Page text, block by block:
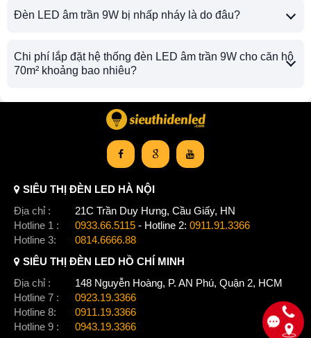
Đèn LED âm trần 9W bị nhấp nháy là do đâu?
Chi phí lắp đặt hệ thống đèn LED âm trần 9W cho căn hộ
70m² khoảng bao nhiêu?
SIÊU THỊ ĐÈN LED HÀ NỘI
Địa chỉ :
21C Trần Duy Hưng, Cầu Giấy, HN
Hotline 1 :
0933.66.5115 - Hotline 2: 0911.91.3366
Hotline 3:
0814.6666.88
SIÊU THỊ ĐÈN LED HỒ CHÍ MINH
Địa chỉ :
148 Nguyễn Hoàng, P. AN Phú, Quận 2, HCM
Hotline 7 :
0923.19.3366
Hotline 8:
0911.19.3366
Hotline 9 :
0943.19.3366